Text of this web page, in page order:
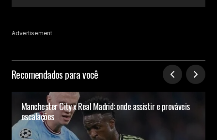
Advertisement
Recomendados para você
Manchester City x Real Madrid: onde assistir e prováveis
escalações